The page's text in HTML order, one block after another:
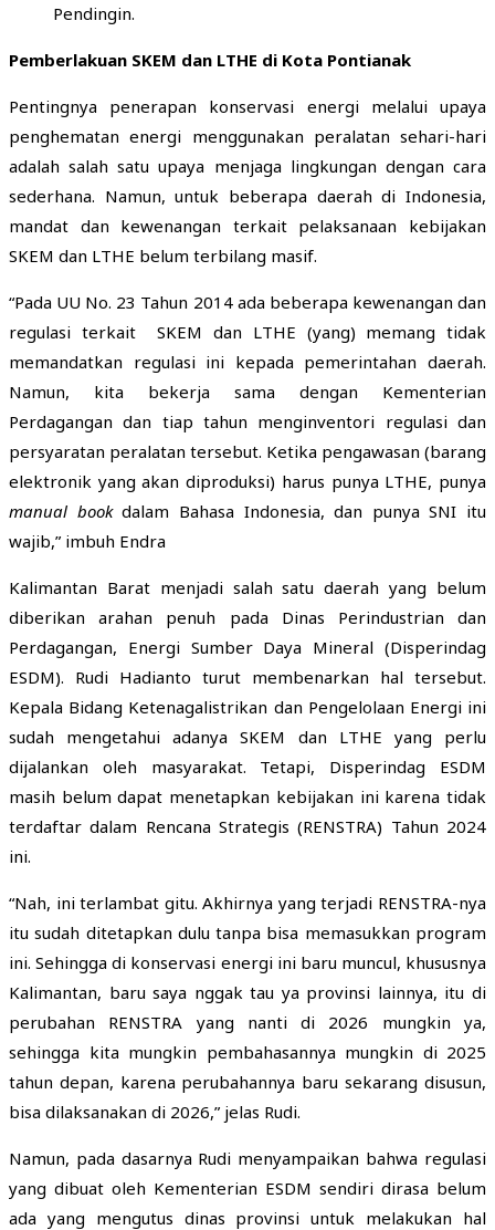
Pendingin.
Pemberlakuan SKEM dan LTHE di Kota Pontianak
Pentingnya penerapan konservasi energi melalui upaya
penghematan energi menggunakan peralatan sehari-hari
adalah salah satu upaya menjaga lingkungan dengan cara
sederhana. Namun, untuk beberapa daerah di Indonesia,
mandat dan kewenangan terkait pelaksanaan kebijakan
SKEM dan LTHE belum terbilang masif.
“Pada UU No. 23 Tahun 2014 ada beberapa kewenangan dan
regulasi terkait SKEM dan LTHE (yang) memang tidak
memandatkan regulasi ini kepada pemerintahan daerah.
Namun, kita bekerja sama dengan Kementerian
Perdagangan dan tiap tahun menginventori regulasi dan
persyaratan peralatan tersebut. Ketika pengawasan (barang
elektronik yang akan diproduksi) harus punya LTHE, punya
manual bookdalam Bahasa Indonesia, dan punya SNI itu
wajib,” imbuh Endra
Kalimantan Barat menjadi salah satu daerah yang belum
diberikan arahan penuh pada Dinas Perindustrian dan
Perdagangan, Energi Sumber Daya Mineral (Disperindag
ESDM). Rudi Hadianto turut membenarkan hal tersebut.
Kepala Bidang Ketenagalistrikan dan Pengelolaan Energi ini
sudah mengetahui adanya SKEM dan LTHE yang perlu
dijalankan oleh masyarakat. Tetapi, Disperindag ESDM
masih belum dapat menetapkan kebijakan ini karena tidak
terdaftar dalam Rencana Strategis (RENSTRA) Tahun 2024
ini.
“Nah, ini terlambat gitu. Akhirnya yang terjadi RENSTRA-nya
itu sudah ditetapkan dulu tanpa bisa memasukkan program
ini. Sehingga di konservasi energi ini baru muncul, khususnya
Kalimantan, baru saya nggak tau ya provinsi lainnya, itu di
perubahan RENSTRA yang nanti di 2026 mungkin ya,
sehingga kita mungkin pembahasannya mungkin di 2025
tahun depan, karena perubahannya baru sekarang disusun,
bisa dilaksanakan di 2026,” jelas Rudi.
Namun, pada dasarnya Rudi menyampaikan bahwa regulasi
yang dibuat oleh Kementerian ESDM sendiri dirasa belum
ada yang mengutus dinas provinsi untuk melakukan hal